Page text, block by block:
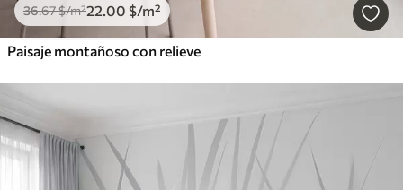
36.67$/m²22 .00 $/m²
Paisaje montañoso con relieve